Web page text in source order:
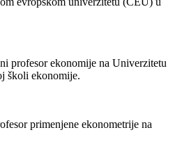
profesor ekonomije na Univerzitetu
školi ekonomije.
primenjene ekonometrije na